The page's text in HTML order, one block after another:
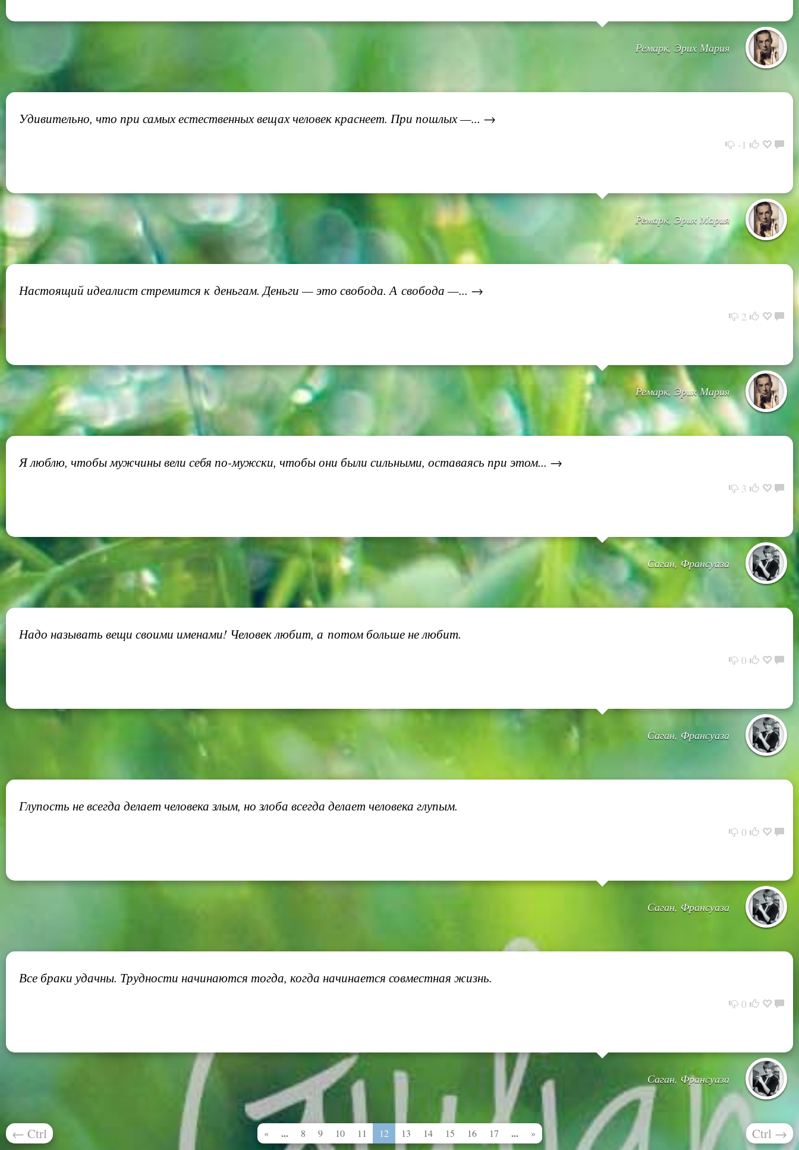
Ремарк, Эрих Мария
Удивительно, что при самых естественных вещах человек краснеет. При пошлых —... →
-1
Ремарк, Эрих Мария
Настоящий идеалист стремится к деньгам. Деньги — это свобода. А свобода —... →
2
Ремарк, Эрих Мария
Я люблю, чтобы мужчины вели себя по-мужски, чтобы они были сильными, оставаясь при этом... →
3
Саган, Франсуаза
Надо называть вещи своими именами! Человек любит, а потом больше не любит.
0
Саган, Франсуаза
Глупость не всегда делает человека злым, но злоба всегда делает человека глупым.
0
Саган, Франсуаза
Все браки удачны. Трудности начинаются тогда, когда начинается совместная жизнь.
0
Саган, Франсуаза
← Ctrl « ... 8 9 10 11 12 13 14 15 16 17 ... » Ctrl →